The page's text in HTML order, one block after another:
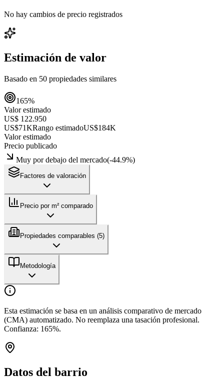
No hay cambios de precio registrados
Estimación de valor
Basado en 50 propiedades similares
165%
Valor estimado
US$ 122.950
US$71KRango estimadoUS$184K
Valor estimado
Precio publicado
Muy por debajo del mercado(-44.9%)
Factores de valoración
Precio por m² comparado
Propiedades comparables (5)
Metodología
Esta estimación se basa en un análisis comparativo de mercado
(CMA) automatizado. No reemplaza una tasación profesional.
Confianza: 165%.
Datos del barrio